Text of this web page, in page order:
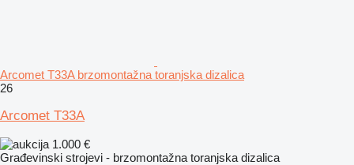
Arcomet T33A brzomontažna toranjska dizalica
26
Arcomet T33A
1.000 €
Građevinski strojevi - brzomontažna toranjska dizalica